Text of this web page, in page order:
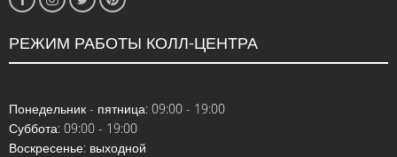
РЕЖИМ РАБОТЫ КОЛЛ-ЦЕНТРА
Понедельник - пятница: 09:00 - 19:00
Суббота: 09:00 - 19:00
Воскресенье: выходной